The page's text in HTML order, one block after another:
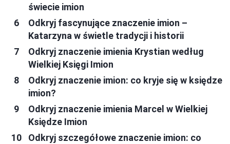
świecie imion
Odkryj fascynujące znaczenie imion –
Katarzyna w świetle tradycji i historii
Odkryj znaczenie imienia Krystian według
Wielkiej Księgi Imion
Odkryj znaczenie imion: co kryje się w księdze
imion?
Odkryj znaczenie imienia Marcel w Wielkiej
Księdze Imion
Odkryj szczegółowe znaczenie imion: co